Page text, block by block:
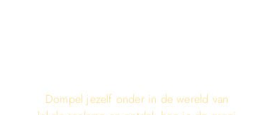
Dompel jezelf onder in de wereld van